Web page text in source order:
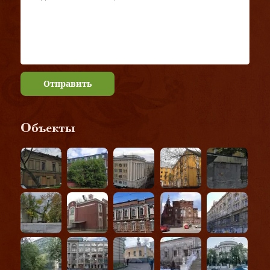
Отправить
Объекты